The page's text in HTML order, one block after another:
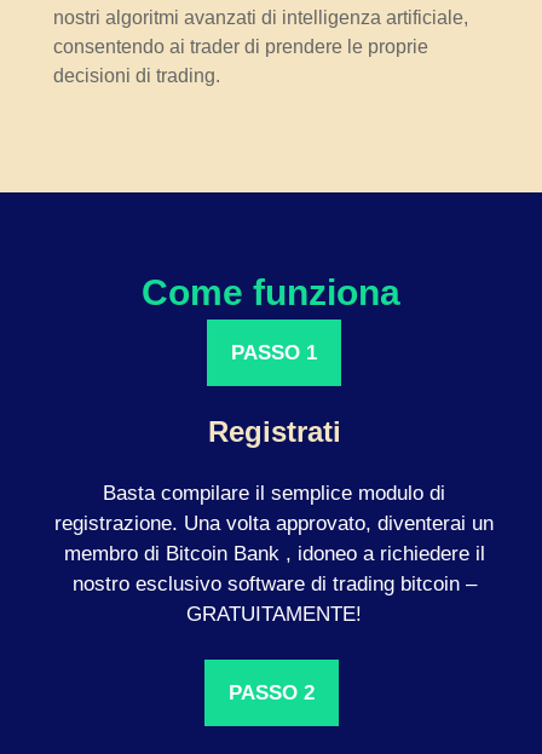
nostri algoritmi avanzati di intelligenza artificiale,
consentendo ai trader di prendere le proprie
decisioni di trading.
Come funziona
PASSO 1
Registrati
Basta compilare il semplice modulo di
registrazione. Una volta approvato, diventerai un
membro di Bitcoin Bank , idoneo a richiedere il
nostro esclusivo software di trading bitcoin –
GRATUITAMENTE!
PASSO 2